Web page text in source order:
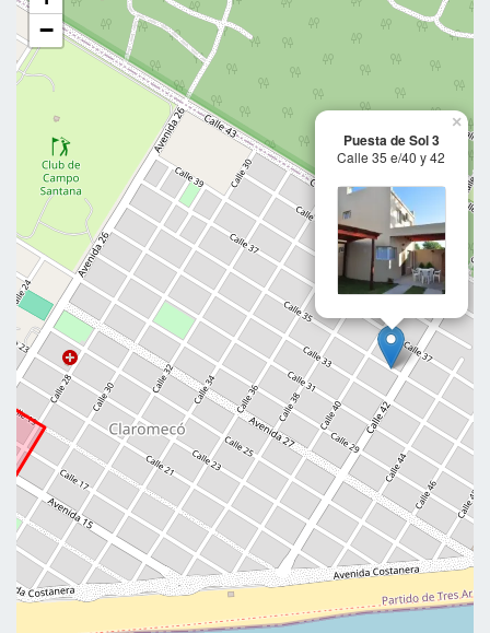
Puesta de Sol 3
Calle 35 e/40 y 42
×
−